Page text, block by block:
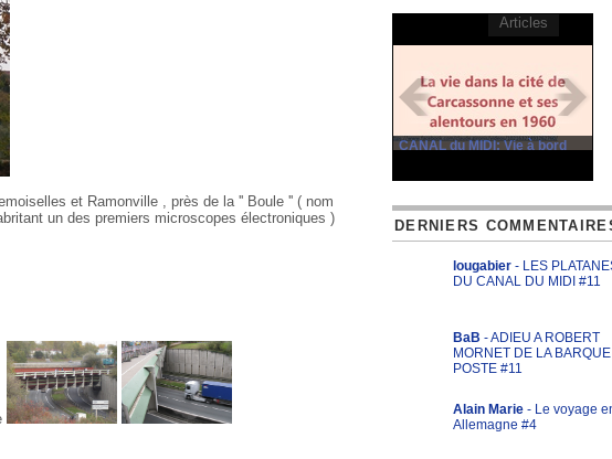
et Ramonville , près de la '' Boule '' ( nom
un des premiers microscopes électroniques )
CANAL du MIDI: Vie à bord
Articles
DERNIERS
lougabier - LES
DU CANAL DU MIDI #11
BaB - ADIEU A ROBERT
MORNET DE LA
POSTE #11
Alain Marie - Le voyage
Allemagne #4